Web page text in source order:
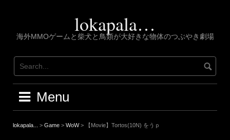
lokapala…
海外MMOゲームと柴犬と鳥類が大好きな物体のつぶやき劇場
Menu
lokapala... > Game > WoW> 【Movie】Tortos(10N) をうｐ